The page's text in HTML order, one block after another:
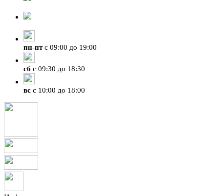
пн-птс 09:00 до 19:00
сб с 09:30 до 18:30
вс с 10:00 до 18:00